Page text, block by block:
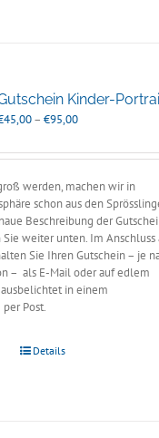
Kinder-
45,00–€95,00Preisspanne:
bis
werden, machen wir in
schon aus den
Beschreibung der
weiter unten. Im Anschluss
Sie Ihren Gutschein – je
– als E-Mail oder auf edlem
in einem
Post.
Details